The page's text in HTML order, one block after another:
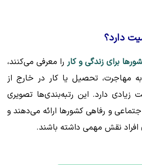
دارد؟
برای زندگی و کار را معرفی می‌کنند،
به مهاجرت، تحصیل یا کار در خارج از
زیادی دارد. این رتبه‌بندی‌ها تصویری
و رفاهی کشورها ارائه می‌دهند و
افراد نقش مهمی داشته باشند.